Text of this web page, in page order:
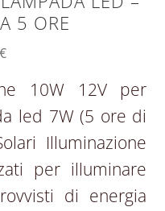
5 ORE
€
10W 12V per
led 7W (5 ore di
Illuminazione
per illuminare
di energia